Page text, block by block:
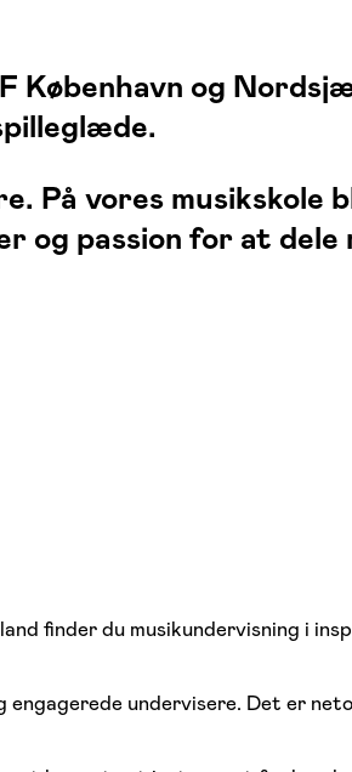
København og
På vores musikskole
og passion for at dele
finder du musikundervisning i
undervisere. Det er